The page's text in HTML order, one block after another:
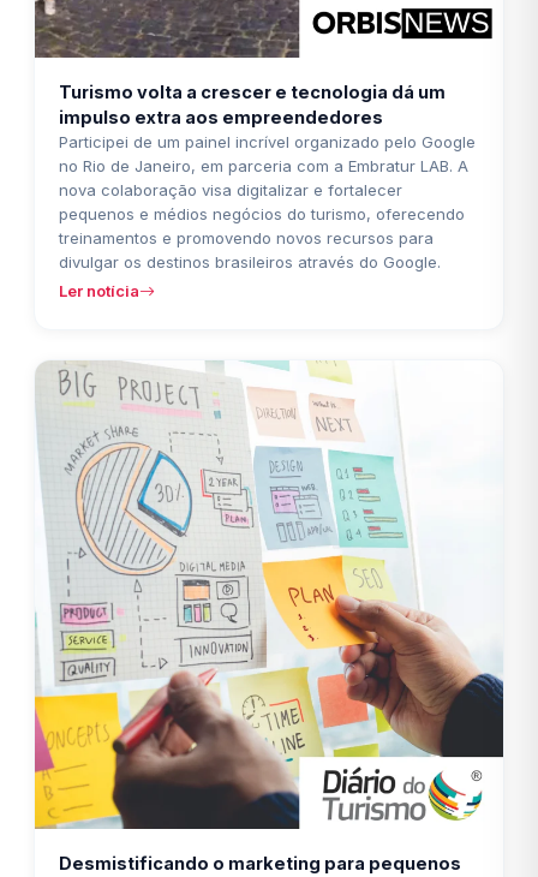
Turismo volta a crescer e tecnologia dá um
impulso extra aos empreendedores
Participei de um painel incrível organizado pelo Google
no Rio de Janeiro, em parceria com a Embratur LAB. A
nova colaboração visa digitalizar e fortalecer
pequenos e médios negócios do turismo, oferecendo
treinamentos e promovendo novos recursos para
divulgar os destinos brasileiros através do Google.
Ler notícia
Desmistificando o marketing para pequenos